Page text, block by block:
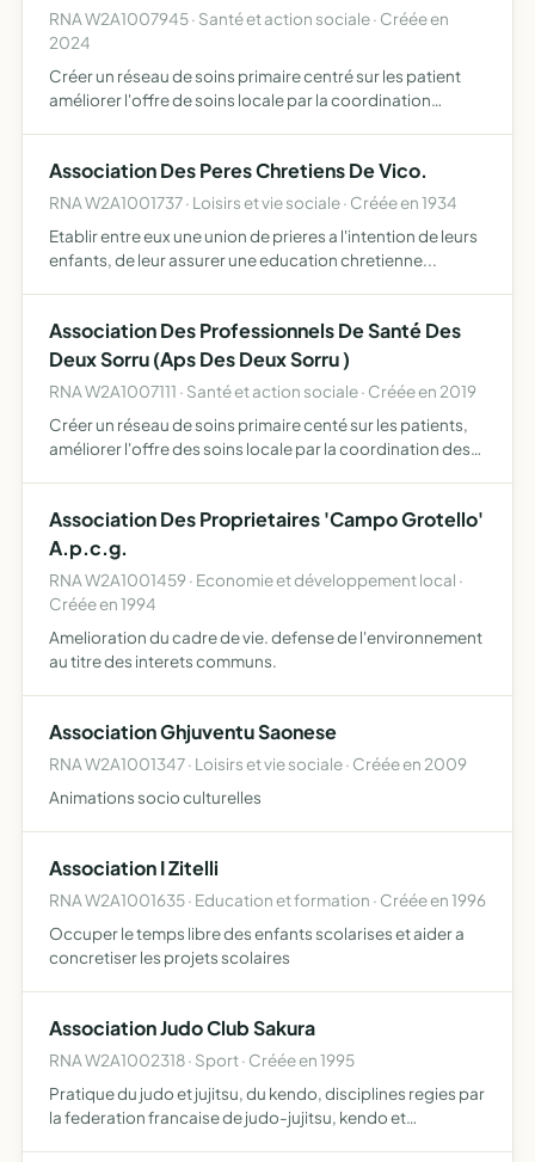
RNA W2A1007945 · Santé et action sociale · Créée en
2024
Créer un réseau de soins primaire centré sur les patient
améliorer l'offre de soins locale par la coordination
Association Des Peres Chretiens De Vico.
RNA W2A1001737 · Loisirs et vie sociale · Créée en 1934
Etablir entre eux une union de prieres a l'intention de leurs
enfants, de leur assurer une education chretienne...
Association Des Professionnels De Santé Des
Deux Sorru (Aps Des Deux Sorru )
RNA W2A1007111 · Santé et action sociale · Créée en 2019
Créer un réseau de soins primaire centé sur les patients,
améliorer l'offre des soins locale par la coordination des
Association Des Proprietaires 'Campo Grotello'
A.p.c.g.
RNA W2A1001459 · Economie et développement local ·
Créée en 1994
Amelioration du cadre de vie. defense de l'environnement
au titre des interets communs.
Association Ghjuventu Saonese
RNA W2A1001347 · Loisirs et vie sociale · Créée en 2009
Animations socio culturelles
Association I Zitelli
RNA W2A1001635 · Education et formation · Créée en 1996
Occuper le temps libre des enfants scolarises et aider a
concretiser les projets scolaires
Association Judo Club Sakura
RNA W2A1002318 · Sport · Créée en 1995
Pratique du judo et jujitsu, du kendo, disciplines regies par
la federation francaise de judo-jujitsu, kendo et